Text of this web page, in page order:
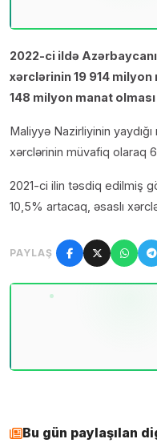
2022-ci ildə
xərclərinin 19 914 milyon
148 milyon manat
Maliyyə Nazirliyinin
xərclərinin müvafiq olaraq
2021-ci ilin təsdiq edilmiş
10,5% artacaq, əsaslı
PAYLAŞ
Bu gün paylaşılan